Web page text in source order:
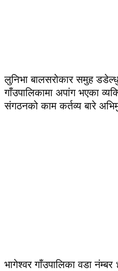
लुनिभा बालसरोकार समुह
गाँउपालिकामा अपांग भएका
संगठनको काम कर्तव्य बारे
भागेश्वर गाँउपालिका वडा